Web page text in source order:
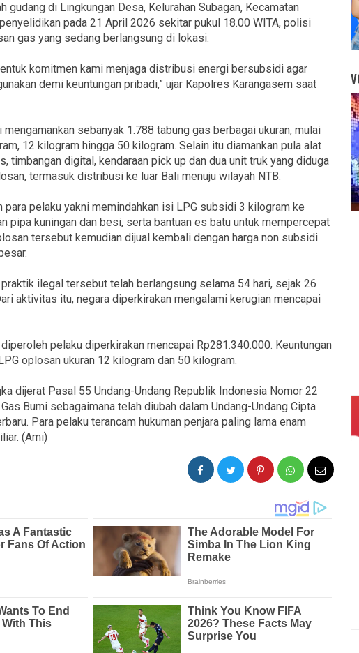
gudang di Lingkungan Desa, Kelurahan Subagan, Kecamatan
pada 21 April 2026 sekitar pukul 18.00 WITA, polisi
gas yang sedang berlangsung di lokasi.
komitmen kami menjaga distribusi energi bersubsidi agar
demi keuntungan pribadi,” ujar Kapolres Karangasem saat
sebanyak 1.788 tabung gas berbagai ukuran, mulai
12 kilogram hingga 50 kilogram. Selain itu diamankan pula alat
timbangan digital, kendaraan pick up dan dua unit truk yang diduga
termasuk distribusi ke luar Bali menuju wilayah NTB.
para pelaku yakni memindahkan isi LPG subsidi 3 kilogram ke
pipa kuningan dan besi, serta bantuan es batu untuk mempercepat
tersebut kemudian dijual kembali dengan harga non subsidi
ilegal tersebut telah berlangsung selama 54 hari, sejak 26
aktivitas itu, negara diperkirakan mengalami kerugian mencapai
pelaku diperkirakan mencapai Rp281.340.000. Keuntungan
oplosan ukuran 12 kilogram dan 50 kilogram.
dijerat Pasal 55 Undang-Undang Republik Indonesia Nomor 22
Bumi sebagaimana telah diubah dalam Undang-Undang Cipta
Para pelaku terancam hukuman penjara paling lama enam
(Ami)